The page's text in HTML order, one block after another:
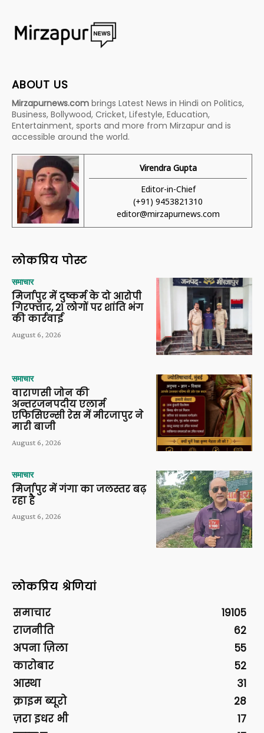
ABOUT US
Mirzapurnews.com brings Latest News in Hindi on Politics,
Business, Bollywood, Cricket, Lifestyle, Education,
Entertainment, sports and more from Mirzapur and is
accessible around the world.
Virendra Gupta
Editor-in-Chief
(+91) 9453821310
editor@mirzapurnews.com
लोकप्रिय पोस्ट
समाचार
मिर्जापुर में दुष्कर्म के दो आरोपी
गिरफ्तार, 21 लोगों पर शांति भंग
की कार्रवाई
August 6, 2026
समाचार
वाराणसी जोन की
अन्तरजनपदीय एलार्म
एफिसिएन्सी रेस में मीरजापुर ने
मारी बाजी
August 6, 2026
समाचार
मिर्जापुर में गंगा का जलस्तर बढ़
रहा है
August 6, 2026
लोकप्रिय श्रेणियां
समाचार
19105
राजनीति
62
अपना ज़िला
55
कारोबार
52
आस्था
31
क्राइम ब्यूरो
28
ज़रा इधर भी
17